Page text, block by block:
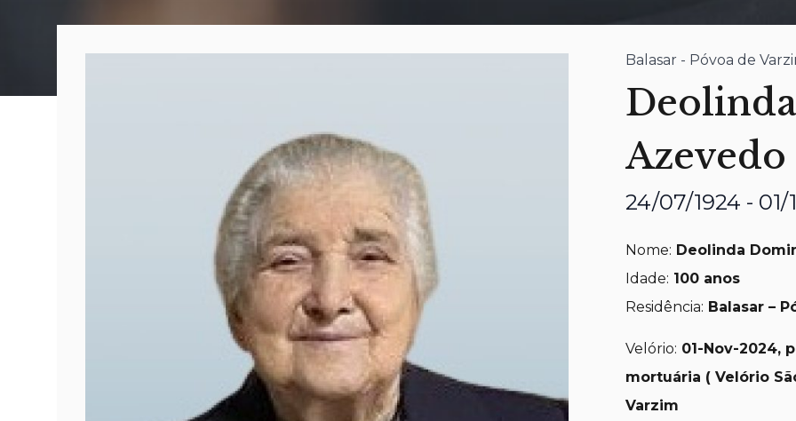
Balasar - Póvoa de
Azevedo
24/07/1924 - 01/
Nome: Deolinda
Idade: 100 anos
Residência: Balasar –
Velório: 01-Nov-2024,
mortuária ( Velório
Varzim